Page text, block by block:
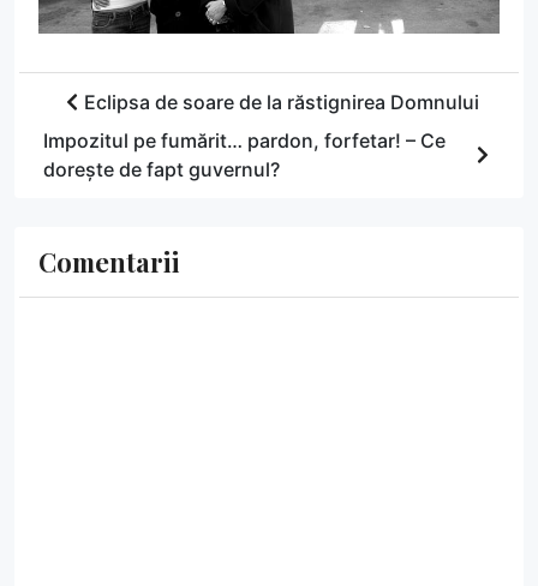
Eclipsa de soare de la răstignirea Domnului
Impozitul pe fumărit… pardon, forfetar! – Ce
dorește de fapt guvernul?
Comentarii